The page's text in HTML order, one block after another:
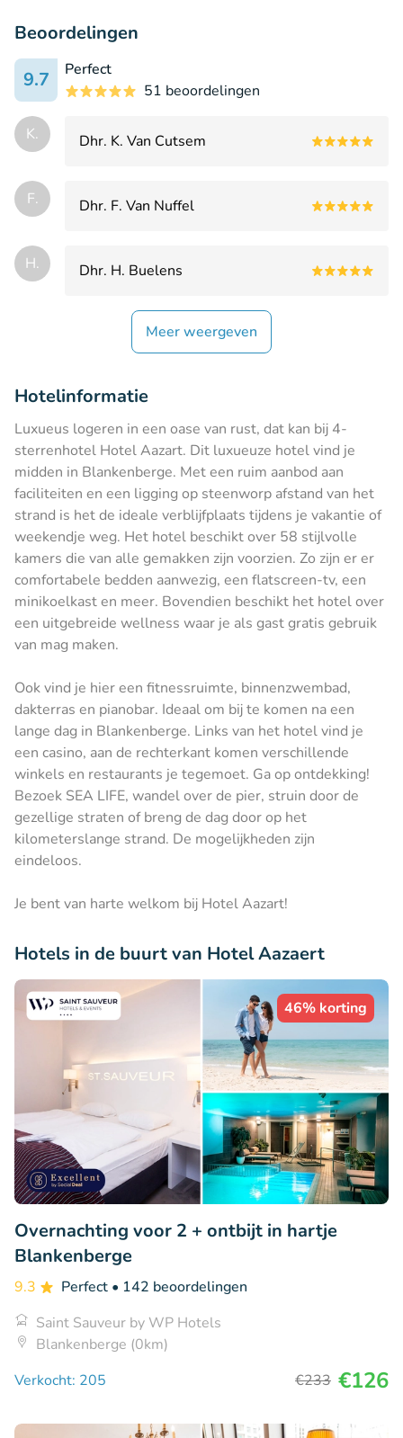
Beoordelingen
9.7
Perfect
51 beoordelingen
K. Dhr. K. Van Cutsem
F. Dhr. F. Van Nuffel
H. Dhr. H. Buelens
Meer weergeven
Hotelinformatie
Luxueus logeren in een oase van rust, dat kan bij 4-
sterrenhotel Hotel Aazart. Dit luxueuze hotel vind je
midden in Blankenberge. Met een ruim aanbod aan
faciliteiten en een ligging op steenworp afstand van het
strand is het de ideale verblijfplaats tijdens je vakantie of
weekendje weg. Het hotel beschikt over 58 stijlvolle
kamers die van alle gemakken zijn voorzien. Zo zijn er er
comfortabele bedden aanwezig, een flatscreen-tv, een
minikoelkast en meer. Bovendien beschikt het hotel over
een uitgebreide wellness waar je als gast gratis gebruik
van mag maken.
Ook vind je hier een fitnessruimte, binnenzwembad,
dakterras en pianobar. Ideaal om bij te komen na een
lange dag in Blankenberge. Links van het hotel vind je
een casino, aan de rechterkant komen verschillende
winkels en restaurants je tegemoet. Ga op ontdekking!
Bezoek SEA LIFE, wandel over de pier, struin door de
gezellige straten of breng de dag door op het
kilometerslange strand. De mogelijkheden zijn
eindeloos.
Je bent van harte welkom bij Hotel Aazart!
Hotels in de buurt van Hotel Aazaert
46% korting
Overnachting voor 2 + ontbijt in hartje
Blankenberge
9.3 Perfect • 142 beoordelingen
Saint Sauveur by WP Hotels
Blankenberge (0km)
Verkocht: 205
€233 €126